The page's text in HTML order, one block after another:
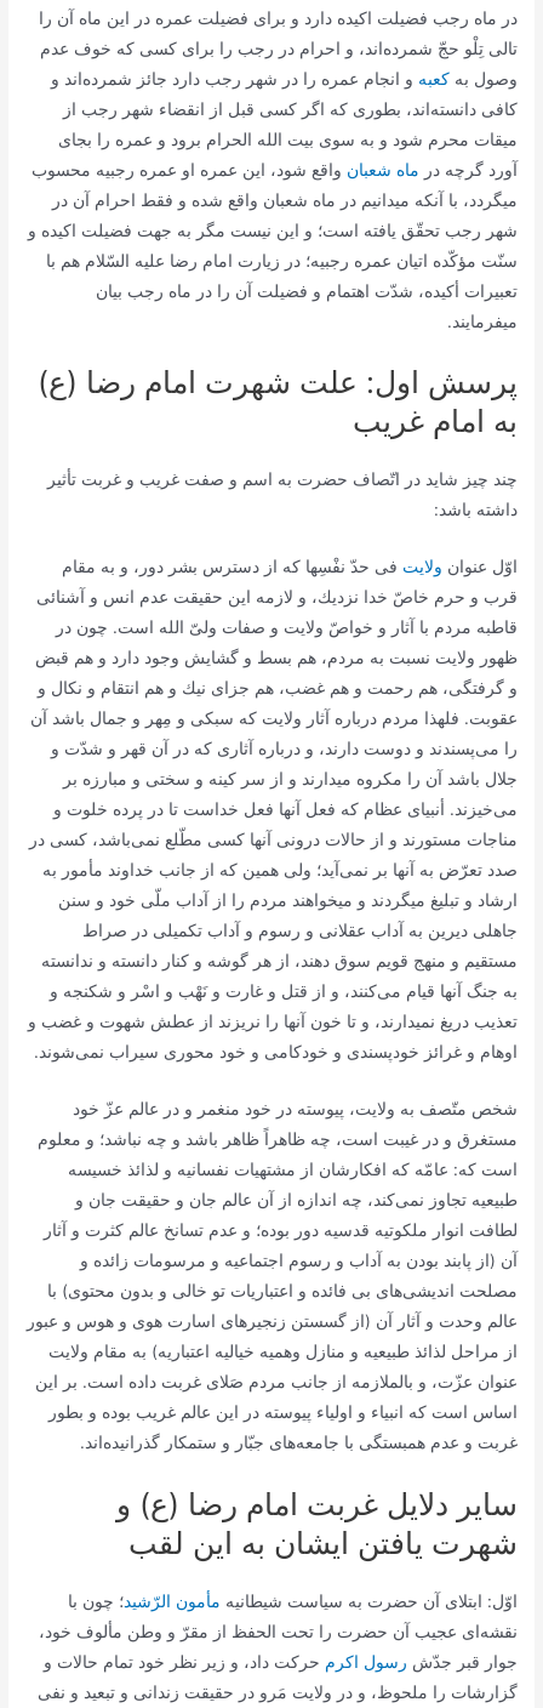
در ماه رجب فضیلت اكیده دارد و براى فضیلت عمره در این ماه آن را
تالى تِلْو حجّ شمرده‌اند، و احرام در رجب را براى كسى كه خوف عدم
وصول بهكعبه و انجام عمره را در شهر رجب دارد جائز شمرده‌اند و
كافى دانسته‌اند، بطورى كه اگر كسى قبل از انقضاء شهر رجب از
میقات محرم شود و به سوى بیت الله الحرام برود و عمره را بجاى
آورد گرچه در ماه شعبان واقع شود، این عمره او عمره رجبیه محسوب
میگردد، با آنكه میدانیم در ماه شعبان واقع شده و فقط احرام آن در
شهر رجب تحقّق یافته است؛ و این نیست مگر به جهت فضیلت اكیده و
سنّت مؤكّده اتیان عمره رجبیه؛ در زیارت امام رضا علیه السّلام هم با
تعبیرات أكیده، شدّت اهتمام و فضیلت آن را در ماه رجب بیان
میفرمایند.
پرسش اول: علت شهرت امام رضا (ع)
به امام غریب
چند چیز شاید در اتّصاف حضرت به اسم و صفت غریب و غربت تأثیر
داشته باشد:
اوّل عنوان ولایت فى حدّ نفْسِها كه از دسترس بشر دور، و به مقام
قرب و حرم خاصّ خدا نزدیك، و لازمه این حقیقت عدم انس و آشنائى
قاطبه مردم با آثار و خواصّ ولایت و صفات‌ ولىّ الله‌ است. چون در
ظهور ولایت نسبت به مردم، هم بسط و گشایش وجود دارد و هم قبض
و گرفتگى، هم رحمت و هم غضب، هم جزاى نیك و هم انتقام و نكال و
عقوبت. فلهذا مردم درباره آثار ولایت كه سبكى و مِهر و جمال باشد آن
را مى‌پسندند و دوست دارند، و درباره آثارى كه در آن قهر و شدّت و
جلال باشد آن را مكروه میدارند و از سر كینه و سختى و مبارزه بر
مى‌خیزند. أنبیاى عظام كه فعل آنها فعل خداست تا در پرده خلوت و
مناجات مستورند و از حالات درونى آنها كسى مطّلع نمى‌باشد، كسى در
صدد تعرّض به آنها بر نمى‌آید؛ ولى همین كه از جانب خداوند مأمور به
ارشاد و تبلیغ میگردند و میخواهند مردم را از آداب ملّى خود و سنن
جاهلى دیرین به آداب عقلانى و رسوم و آداب تكمیلى در صراط
مستقیم و منهج قویم سوق دهند، از هر گوشه و كنار دانسته و ندانسته
به جنگ آنها قیام مى‌كنند، و از قتل و غارت و نَهْب و اسْر و شكنجه و
تعذیب دریغ نمیدارند، و تا خون آنها را نریزند از عطش شهوت و غضب و
اوهام و غرائز خودپسندى و خودكامى و خود محورى سیراب نمى‌شوند.
شخص متّصف به ولایت، پیوسته در خود منغمر و در عالم عزّ خود
مستغرق و در غیبت است، چه ظاهراً ظاهر باشد و چه نباشد؛ و معلوم
است كه: عامّه كه افكارشان از مشتهیات نفسانیه و لذائذ خسیسه
طبیعیه تجاوز نمى‌كند، چه اندازه از آن عالم جان و حقیقت جان و
لطافت انوار ملكوتیه قدسیه دور بوده؛ و عدم تسانخ عالم كثرت و آثار
آن (از پابند بودن به آداب و رسوم اجتماعیه و مرسومات زائده و
مصلحت اندیشى‌هاى بى فائده و اعتباریات تو خالى و بدون محتوى) با
عالم وحدت و آثار آن (از گسستن زنجیرهاى اسارت هوى و هوس و عبور
از مراحل لذائذ طبیعیه و منازل وهمیه خیالیه اعتباریه) به مقام ولایت
عنوان عزّت، و بالملازمه از جانب مردم صَلاى غربت داده است. بر این
اساس است كه انبیاء و اولیاء پیوسته در این عالم غریب بوده و بطور
غربت و عدم همبستگى با جامعه‌هاى جبّار و ستمكار گذرانیده‌اند.
سایر دلایل غربت امام رضا (ع) و
شهرت یافتن ایشان به این لقب
اوّل‌: ابتلاى آن حضرت به سیاست شیطانیه مأمون الرّشید؛ چون با
نقشه‌اى عجیب آن حضرت را تحت الحفظ از مقرّ و وطن مألوف خود،
جوار قبر جدّش رسول اكرم حركت داد، و زیر نظر خود تمام حالات و
گزارشات را ملحوظ، و در ولایت مَرو در حقیقت زندانى و تبعید و نفى